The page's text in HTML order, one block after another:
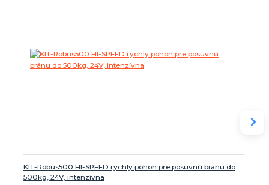
KIT-Robus500 HI-SPEED rýchly pohon pre posuvnú bránu do
500kg, 24V, intenzívna